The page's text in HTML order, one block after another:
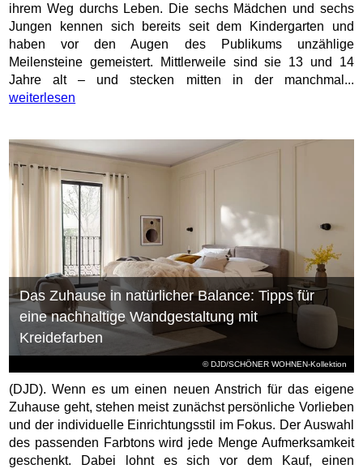
ihrem Weg durchs Leben. Die sechs Mädchen und sechs
Jungen kennen sich bereits seit dem Kindergarten und
haben vor den Augen des Publikums unzählige
Meilensteine gemeistert. Mittlerweile sind sie 13 und 14
Jahre alt – und stecken mitten in der manchmal...
weiterlesen
© DJD/SCHÖNER WOHNEN-Kollektion
Das Zuhause in natürlicher Balance: Tipps für
eine nachhaltige Wandgestaltung mit
Kreidefarben
(DJD). Wenn es um einen neuen Anstrich für das eigene
Zuhause geht, stehen meist zunächst persönliche Vorlieben
und der individuelle Einrichtungsstil im Fokus. Der Auswahl
des passenden Farbtons wird jede Menge Aufmerksamkeit
geschenkt. Dabei lohnt es sich vor dem Kauf, einen